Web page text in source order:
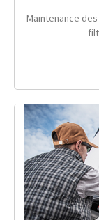
Maintenance